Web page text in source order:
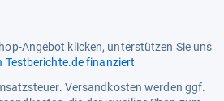
Angebot klicken, unterstützen Sie uns
Testberichte.de finanziert
Versandkosten werden ggf.